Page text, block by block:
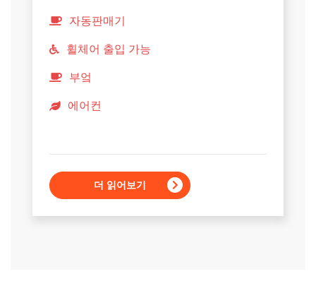
자동판매기
휠체어 출입 가능
부엌
에어컨
더 읽어보기